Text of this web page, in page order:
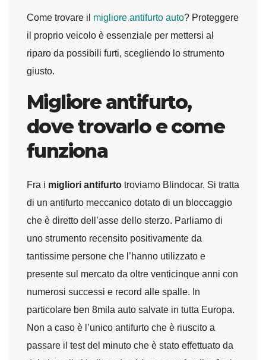
Come trovare il migliore antifurto auto? Proteggere
il proprio veicolo è essenziale per mettersi al
riparo da possibili furti, scegliendo lo strumento
giusto.
Migliore antifurto,
dove trovarlo e come
funziona
Fra i migliori antifurto troviamo Blindocar. Si tratta
di un antifurto meccanico dotato di un bloccaggio
che è diretto dell’asse dello sterzo. Parliamo di
uno strumento recensito positivamente da
tantissime persone che l’hanno utilizzato e
presente sul mercato da oltre venticinque anni con
numerosi successi e record alle spalle. In
particolare ben 8mila auto salvate in tutta Europa.
Non a caso è l’unico antifurto che è riuscito a
passare il test del minuto che è stato effettuato da